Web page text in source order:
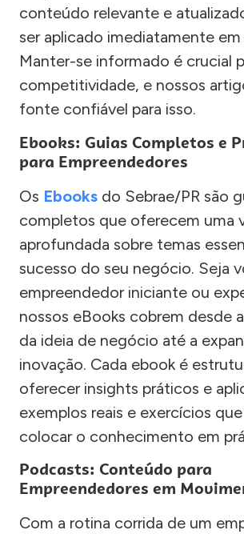
conteúdo relevante e
ser aplicado imediatamente em
Manter-se informado é crucial
competitividade, e nossos
fonte confiável para isso.
Ebooks: Guias Completos e
para Empreendedores
Os Ebooks do Sebrae/PR são
completos que oferecem uma
aprofundada sobre temas
sucesso do seu negócio. Seja
empreendedor iniciante ou
nossos eBooks cobrem desde
da ideia de negócio até a
inovação. Cada ebook é
oferecer insights práticos e
exemplos reais e exercícios
colocar o conhecimento em
Podcasts: Conteúdo para
Empreendedores em
Com a rotina corrida de um